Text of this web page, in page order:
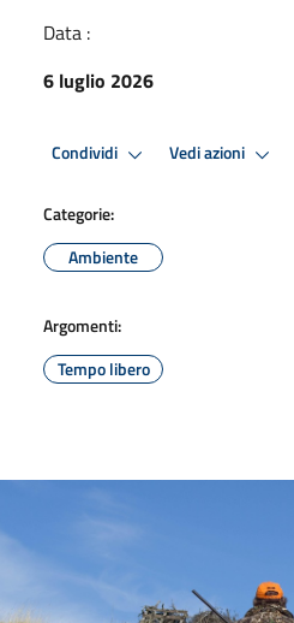
Data :
6 luglio 2026
Condividi Vedi azioni
Categorie:
Ambiente
Argomenti:
Tempo libero